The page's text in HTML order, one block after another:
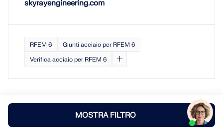
MOSTRA FILTRO
skyrayengineering.com
RFEM 6
Giunti acciaio per RFEM 6
Verifica acciaio per RFEM 6